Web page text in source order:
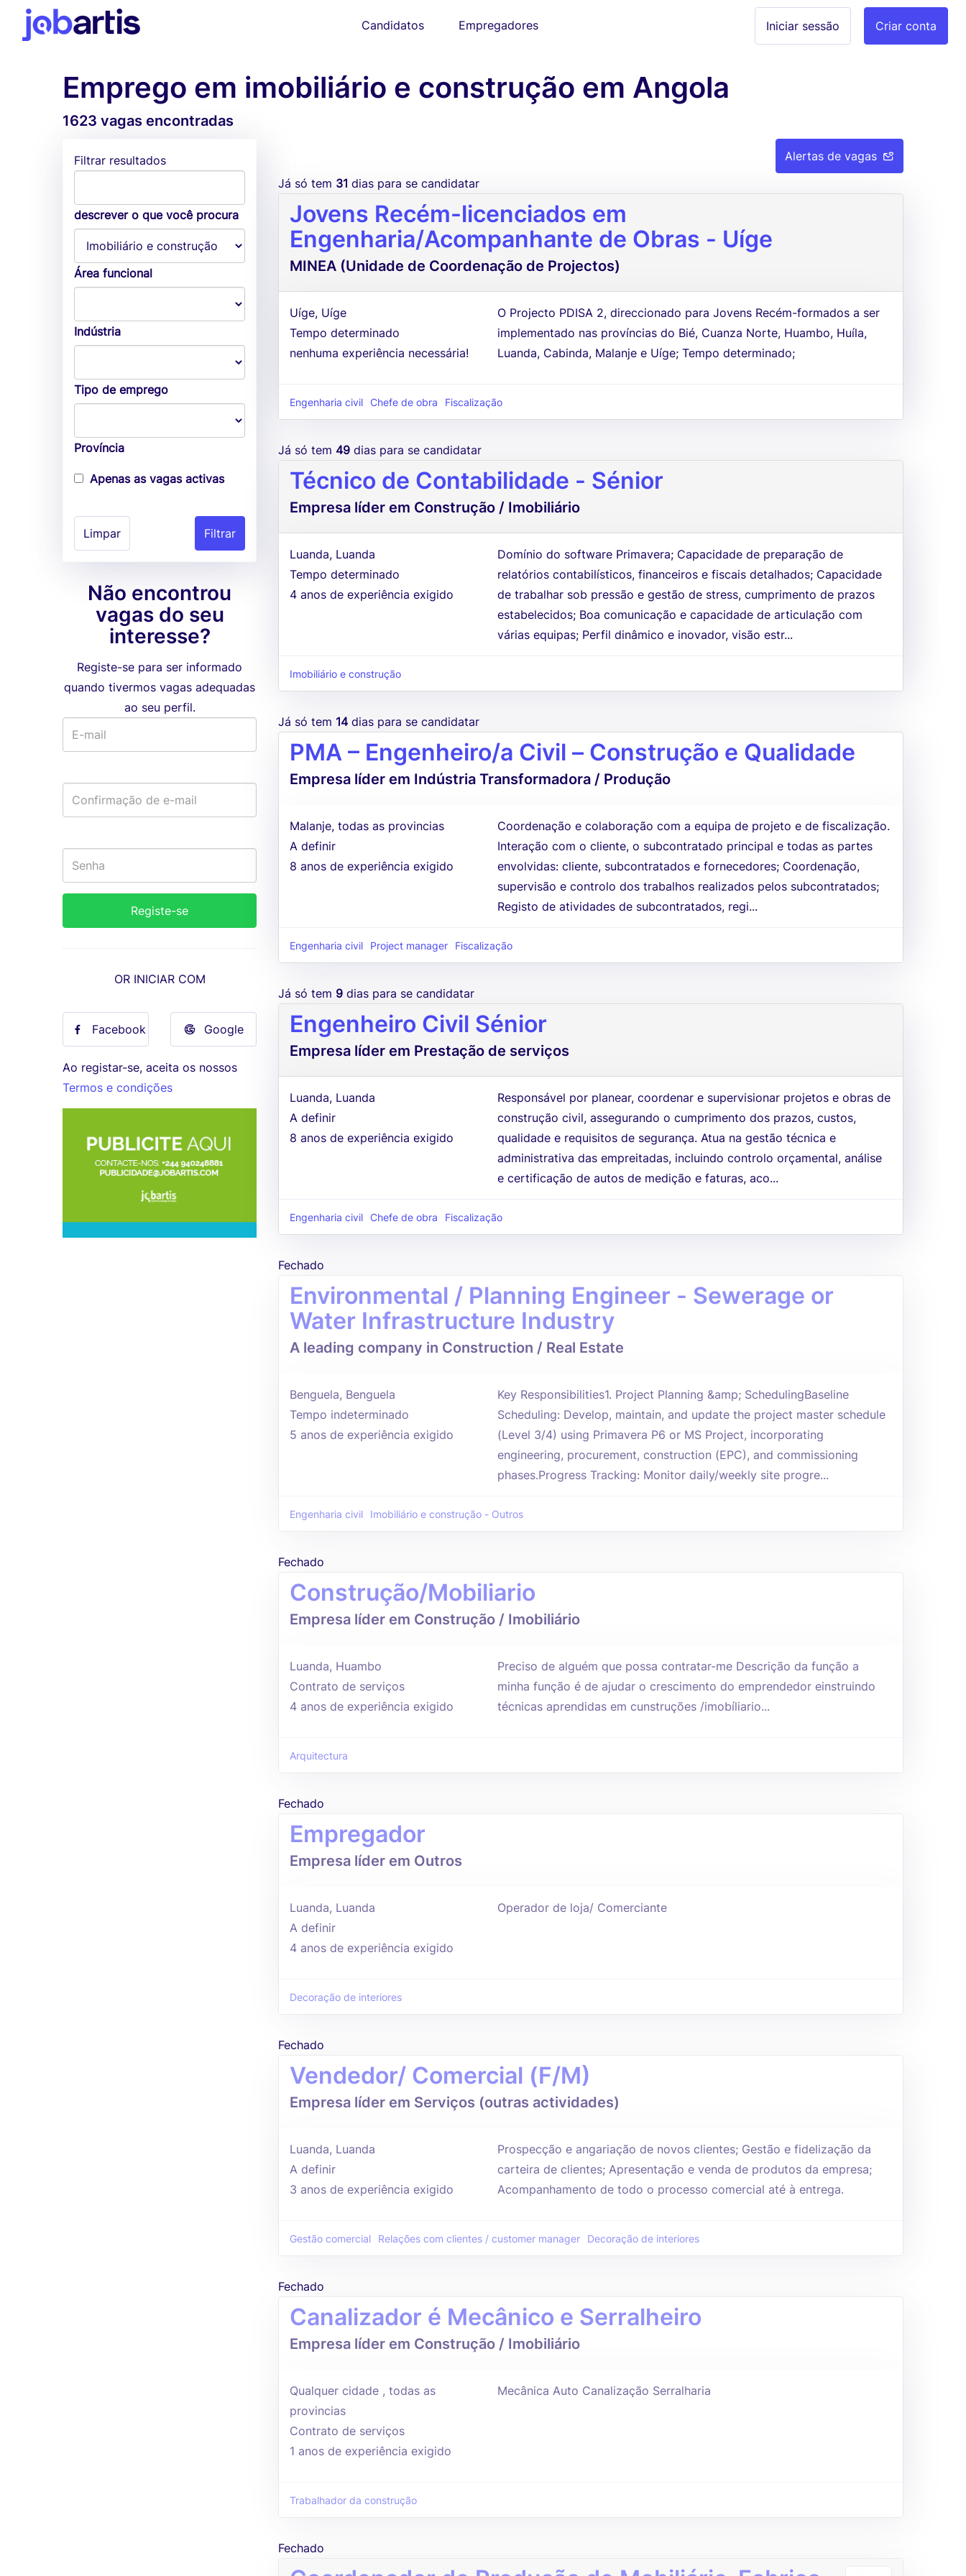
Candidatos Empregadores Criar conta
Iniciar sessão
Emprego em imobiliário e construção em Angola
1623 vagas encontradas
Alertas de vagas
Filtrar resultados
descrever o que você procura
Área funcional
Indústria
Tipo de emprego
Província
Apenas as vagas activas
Limpar
Não encontrou
vagas do seu
interesse?
Registe-se para ser informado
quando tivermos vagas adequadas
ao seu perfil.
OR INICIAR COM
Facebook Google
Ao registar-se, aceita os nossos
Termos e condições
Já só tem 31 dias para se candidatar
Jovens Recém-licenciados em
Engenharia/Acompanhante de Obras - Uíge
MINEA (Unidade de Coordenação de Projectos)
Uíge, Uíge
Tempo determinado
nenhuma experiência necessária!
O Projecto PDISA 2, direccionado para Jovens Recém-formados a ser
implementado nas províncias do Bié, Cuanza Norte, Huambo, Huíla,
Luanda, Cabinda, Malanje e Uíge; Tempo determinado;
Engenharia civil Chefe de obra Fiscalização
Já só tem 49 dias para se candidatar
Técnico de Contabilidade - Sénior
Empresa líder em Construção / Imobiliário
Luanda, Luanda
Tempo determinado
4 anos de experiência exigido
Domínio do software Primavera; Capacidade de preparação de
relatórios contabilísticos, financeiros e fiscais detalhados; Capacidade
de trabalhar sob pressão e gestão de stress, cumprimento de prazos
estabelecidos; Boa comunicação e capacidade de articulação com
várias equipas; Perfil dinâmico e inovador, visão estr...
Imobiliário e construção
Já só tem 14 dias para se candidatar
PMA – Engenheiro/a Civil – Construção e Qualidade
Empresa líder em Indústria Transformadora / Produção
Malanje, todas as provincias
A definir
8 anos de experiência exigido
Coordenação e colaboração com a equipa de projeto e de fiscalização.
Interação com o cliente, o subcontratado principal e todas as partes
envolvidas: cliente, subcontratados e fornecedores; Coordenação,
supervisão e controlo dos trabalhos realizados pelos subcontratados;
Registo de atividades de subcontratados, regi...
Engenharia civil Project manager Fiscalização
Já só tem 9 dias para se candidatar
Engenheiro Civil Sénior
Empresa líder em Prestação de serviços
Luanda, Luanda
A definir
8 anos de experiência exigido
Responsável por planear, coordenar e supervisionar projetos e obras de
construção civil, assegurando o cumprimento dos prazos, custos,
qualidade e requisitos de segurança. Atua na gestão técnica e
administrativa das empreitadas, incluindo controlo orçamental, análise
e certificação de autos de medição e faturas, aco...
Engenharia civil Chefe de obra Fiscalização
Fechado
Environmental / Planning Engineer - Sewerage or
Water Infrastructure Industry
A leading company in Construction / Real Estate
Benguela, Benguela
Tempo indeterminado
5 anos de experiência exigido
Key Responsibilities1. Project Planning &amp; SchedulingBaseline
Scheduling: Develop, maintain, and update the project master schedule
(Level 3/4) using Primavera P6 or MS Project, incorporating
engineering, procurement, construction (EPC), and commissioning
phases.Progress Tracking: Monitor daily/weekly site progre...
Engenharia civil Imobiliário e construção - Outros
Fechado
Construção/Mobiliario
Empresa líder em Construção / Imobiliário
Luanda, Huambo
Contrato de serviços
4 anos de experiência exigido
Preciso de alguém que possa contratar-me Descrição da função a
minha função é de ajudar o crescimento do emprendedor einstruindo
técnicas aprendidas em cunstruções /imobíliario...
Arquitectura
Fechado
Empregador
Empresa líder em Outros
Luanda, Luanda
A definir
4 anos de experiência exigido
Operador de loja/ Comerciante
Decoração de interiores
Fechado
Vendedor/ Comercial (F/M)
Empresa líder em Serviços (outras actividades)
Luanda, Luanda
A definir
3 anos de experiência exigido
Prospecção e angariação de novos clientes; Gestão e fidelização da
carteira de clientes; Apresentação e venda de produtos da empresa;
Acompanhamento de todo o processo comercial até à entrega.
Gestão comercial Relações com clientes / customer manager Decoração de interiores
Fechado
Canalizador é Mecânico e Serralheiro
Empresa líder em Construção / Imobiliário
Qualquer cidade , todas as
provincias
Contrato de serviços
1 anos de experiência exigido
Mecânica Auto Canalização Serralharia
Trabalhador da construção
Fechado